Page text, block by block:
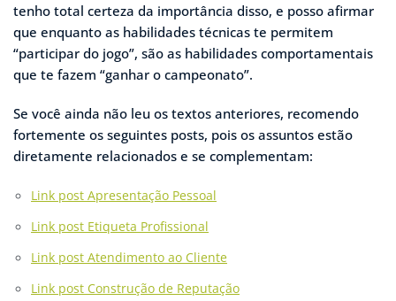
tenho total certeza da importância disso, e posso afirmar
que enquanto as habilidades técnicas te permitem
“participar do jogo”, são as habilidades comportamentais
que te fazem “ganhar o campeonato”.
Se você ainda não leu os textos anteriores, recomendo
fortemente os seguintes posts, pois os assuntos estão
diretamente relacionados e se complementam:
Link post Apresentação Pessoal
Link post Etiqueta Profissional
Link post Atendimento ao Cliente
Link post Construção de Reputação